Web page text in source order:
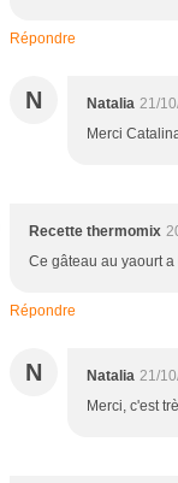
Répondre
N Natalia 21/
Merci
Recette thermomix
Ce gâteau au yaourt
Répondre
N Natalia 21/
Merci, c'est